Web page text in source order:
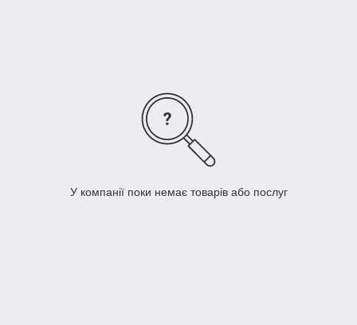
У компанії поки немає товарів або послуг